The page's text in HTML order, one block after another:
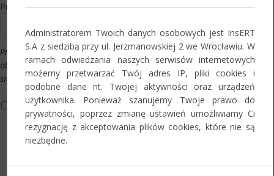
Preferowany termin:*
Prosimy o wypełnienie powyższego pola,
aby naszym pracownikom było łatwiej
się z Państwem skontaktować.
Informacja o przetwarzaniu danych osobowych*
Oświadczam, że zapoznałam/-em się z informacją o zasadach i
celach przetwarzania danych osobowych. Administratorem
danych osobowych podanych w zgłoszeniu jest InsERT S.A., z
Administratorem Twoich danych osobowych jest InsERT
S.A z siedzibą przy ul. Jerzmanowskiej 2 we Wrocławiu. W
ramach odwiedzania naszych serwisów internetowych
możemy przetwarzać Twój adres IP, pliki cookies i
podobne dane nt. Twojej aktywności oraz urządzeń
użytkownika. Ponieważ szanujemy Twoje prawo do
prywatności, poprzez zmianę ustawień umożliwiamy Ci
rezygnację z akceptowania plików cookies, które nie są
niezbędne.